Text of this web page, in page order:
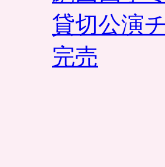
貸切公演
完売